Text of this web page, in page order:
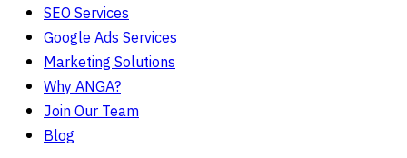
SEO Services
Google Ads Services
Marketing Solutions
Why ANGA?
Join Our Team
Blog